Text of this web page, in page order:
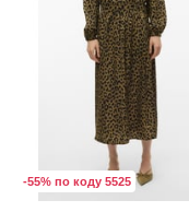
-55% по коду 5525